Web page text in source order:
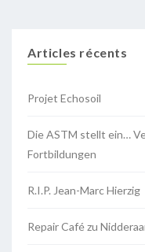
Articles récents
Projet Echosoil
Die ASTM stellt ein…
Fortbildungen
R.I.P. Jean-Marc Hierzig
Repair Café zu